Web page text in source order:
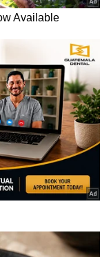
ಶುಭಕಾಲ,
ಬುದ್ದಿವಂತಿಕೆ
ತಜ್ಞರು!